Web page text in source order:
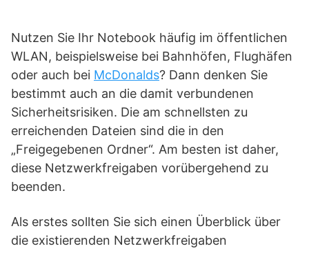
Nutzen Sie Ihr Notebook häufig im öffentlichen
WLAN, beispielsweise bei Bahnhöfen, Flughäfen
oder auch bei McDonalds? Dann denken Sie
bestimmt auch an die damit verbundenen
Sicherheitsrisiken. Die am schnellsten zu
erreichenden Dateien sind die in den
„Freigegebenen Ordner“. Am besten ist daher,
diese Netzwerkfreigaben vorübergehend zu
beenden.
Als erstes sollten Sie sich einen Überblick über
die existierenden Netzwerkfreigaben